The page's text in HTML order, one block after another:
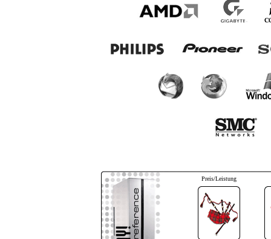
Preis/Leistung